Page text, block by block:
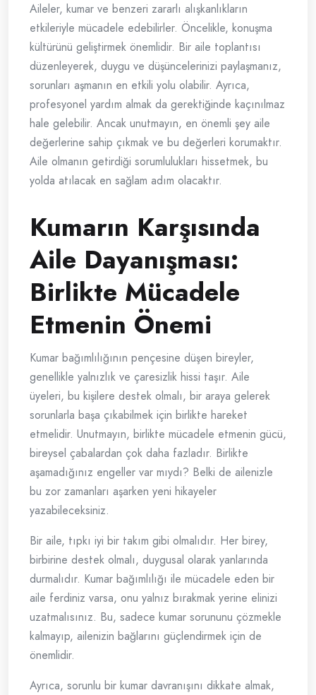
Aileler, kumar ve benzeri zararlı alışkanlıkların
etkileriyle mücadele edebilirler. Öncelikle, konuşma
kültürünü geliştirmek önemlidir. Bir aile toplantısı
düzenleyerek, duygu ve düşüncelerinizi paylaşmanız,
sorunları aşmanın en etkili yolu olabilir. Ayrıca,
profesyonel yardım almak da gerektiğinde kaçınılmaz
hale gelebilir. Ancak unutmayın, en önemli şey aile
değerlerine sahip çıkmak ve bu değerleri korumaktır.
Aile olmanın getirdiği sorumlulukları hissetmek, bu
yolda atılacak en sağlam adım olacaktır.
Kumarın Karşısında
Aile Dayanışması:
Birlikte Mücadele
Etmenin Önemi
Kumar bağımlılığının pençesine düşen bireyler,
genellikle yalnızlık ve çaresizlik hissi taşır. Aile
üyeleri, bu kişilere destek olmalı, bir araya gelerek
sorunlarla başa çıkabilmek için birlikte hareket
etmelidir. Unutmayın, birlikte mücadele etmenin gücü,
bireysel çabalardan çok daha fazladır. Birlikte
aşamadığınız engeller var mıydı? Belki de ailenizle
bu zor zamanları aşarken yeni hikayeler
yazabileceksiniz.
Bir aile, tıpkı iyi bir takım gibi olmalıdır. Her birey,
birbirine destek olmalı, duygusal olarak yanlarında
durmalıdır. Kumar bağımlılığı ile mücadele eden bir
aile ferdiniz varsa, onu yalnız bırakmak yerine elinizi
uzatmalısınız. Bu, sadece kumar sorununu çözmekle
kalmayıp, ailenizin bağlarını güçlendirmek için de
önemlidir.
Ayrıca, sorunlu bir kumar davranışını dikkate almak,